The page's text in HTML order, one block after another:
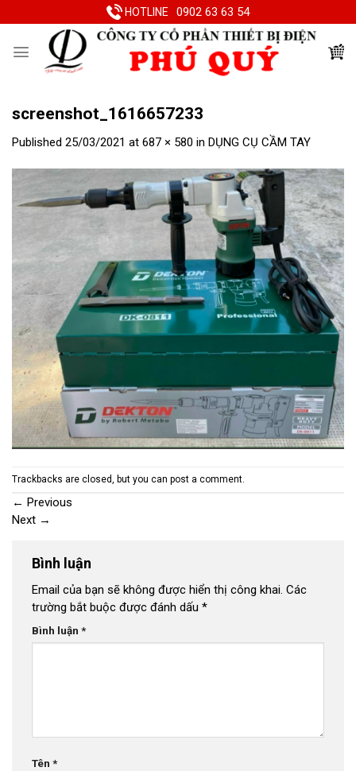
to
HOTLINE 0902 63 63 54
screenshot_1616657233
Published 25/03/2021 at 687 × 580 in DỤNG CỤ CẦM TAY
Trackbacks are closed, but you can post a comment.
← Previous
Next →
Bình luận
Email của bạn sẽ không được hiển thị công khai. Các
trường bắt buộc được đánh dấu *
Bình luận *
Tên *